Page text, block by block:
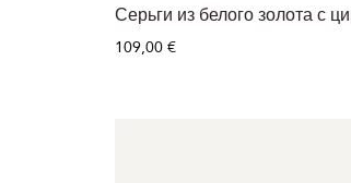
Серьги из белого золота с
109,00 €